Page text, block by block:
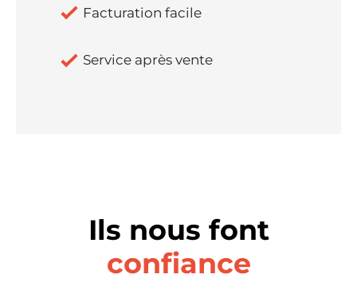
Facturation facile
Service après vente
Ils nous font
confiance